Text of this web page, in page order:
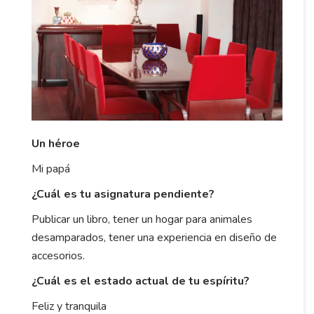
Un héroe
Mi papá
¿Cuál es tu asignatura pendiente?
Publicar un libro, tener un hogar para animales
desamparados, tener una experiencia en diseño de
accesorios.
¿Cuál es el estado actual de tu espíritu?
Feliz y tranquila